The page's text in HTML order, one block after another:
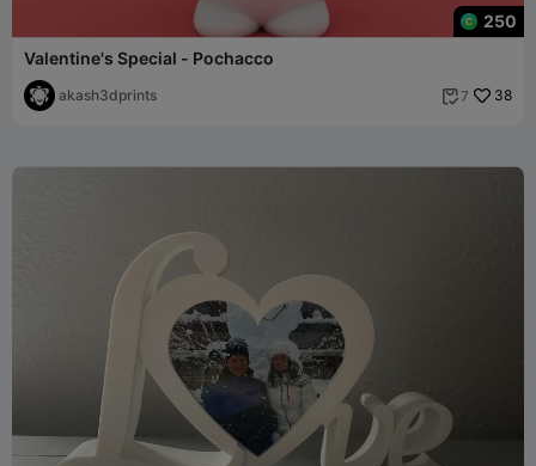
250
Valentine's Special - Pochacco
akash3dprints  7 38